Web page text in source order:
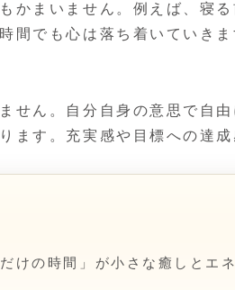
かまいません。例えば、寝
間でも心は落ち着いていき
せん。自分自身の意思で自
ます。充実感や目標への達
けの時間」が小さな癒しと